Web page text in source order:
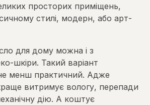
просторих приміщень,
стилі, модерн, або арт-
для дому можна і з
шкіри. Такий варіант
менш практичний. Адже
витримує вологу, перепади
дію. А коштує